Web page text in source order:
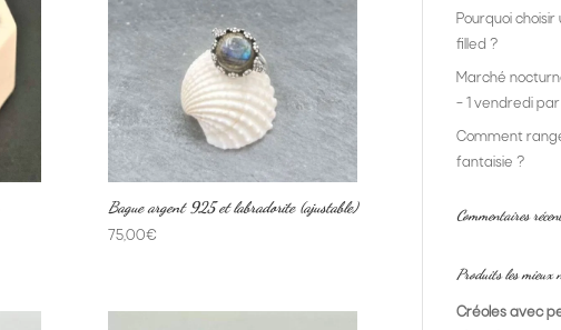
Bague argent 925 et labradorite (ajustable)
75,00€
Pourquoi choisir
filled ?
Marché
– 1 vendredi
Comment
fantaisie ?
Commentaires
Produits les mieux
Créoles avec